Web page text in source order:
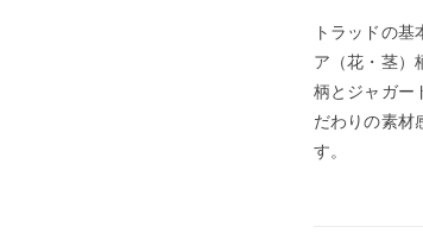
トラッドの
ア（花・茎）
柄とジャガー
だわりの素材
す。